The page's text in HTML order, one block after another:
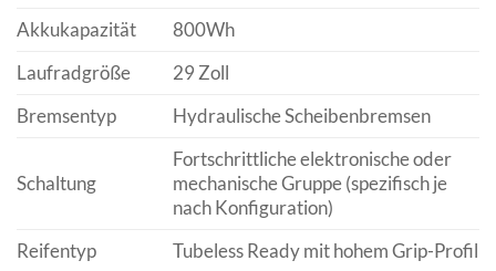
Akkukapazität
800Wh
Laufradgröße
29 Zoll
Bremsentyp
Hydraulische Scheibenbremsen
Schaltung
Fortschrittliche elektronische oder
mechanische Gruppe (spezifisch je
nach Konfiguration)
Reifentyp
Tubeless Ready mit hohem Grip-Profil